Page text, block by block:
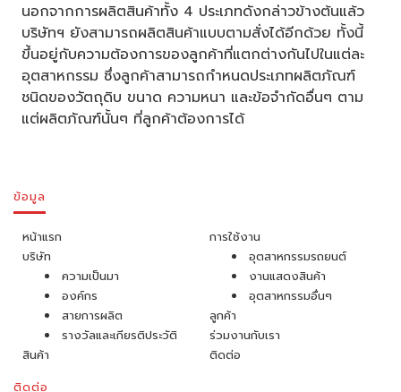
นอกจากการผลิตสินค้าทั้ง 4 ประเภทดังกล่าวข้างต้นแล้ว
บริษัทฯ ยังสามารถผลิตสินค้าแบบตามสั่งได้อีกด้วย ทั้งนี้
ขึ้นอยู่กับความต้องการของลูกค้าที่แตกต่างกันไปในแต่ละ
อุตสาหกรรม ซึ่งลูกค้าสามารถกำหนดประเภทผลิตภัณฑ์
ชนิดของวัตถุดิบ ขนาด ความหนา และข้อจำกัดอื่นๆ ตาม
แต่ผลิตภัณฑ์นั้นๆ ที่ลูกค้าต้องการได้
ข้อมูล
หน้าแรก
บริษัท
ความเป็นมา
องค์กร
สายการผลิต
รางวัลและเกียรติประวัติ
สินค้า
การใช้งาน
อุตสาหกรรมรถยนต์
งานแสดงสินค้า
อุตสาหกรรมอื่นๆ
ลูกค้า
ร่วมงานกับเรา
ติดต่อ
ติดต่อ